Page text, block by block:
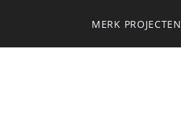
MERK PROJECTEN